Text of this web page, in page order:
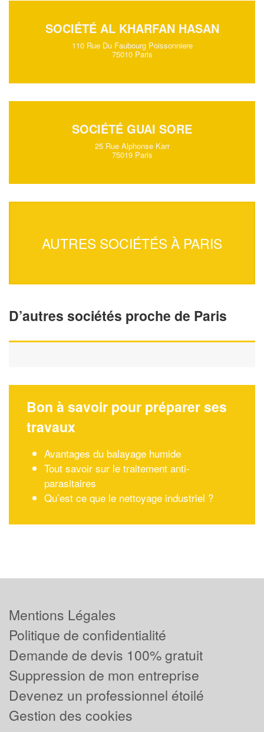
SOCIÉTÉ AL KHARFAN HASAN
110 Rue Du Faubourg Poissonniere
75010 Paris
SOCIÉTÉ GUAI SORE
25 Rue Alphonse Karr
75019 Paris
AUTRES SOCIÉTÉS À PARIS
D’autres sociétés proche de Paris
Bon à savoir pour préparer ses
travaux
Avantages du balayage humide
Tout savoir sur le traitement anti-
parasitaires
Qu’est ce que le nettoyage industriel ?
Mentions Légales
Politique de confidentialité
Demande de devis 100% gratuit
Suppression de mon entreprise
Devenez un professionnel étoilé
Gestion des cookies